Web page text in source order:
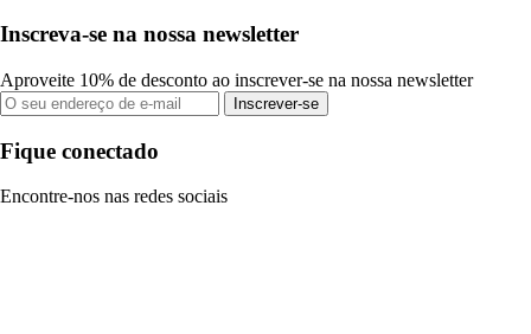
Inscreva-se na nossa newsletter
Aproveite 10% de desconto ao inscrever-se na nossa newsletter
Inscrever-se
Fique conectado
Encontre-nos nas redes sociais